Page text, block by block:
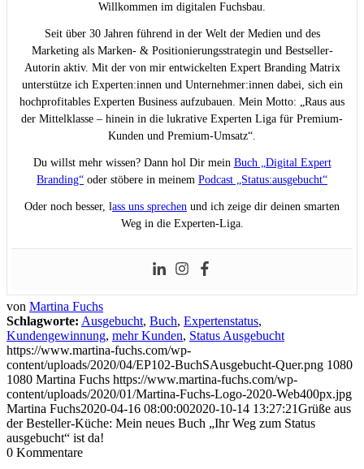
Willkommen im digitalen Fuchsbau.
Seit über 30 Jahren führend in der Welt der Medien und des
Marketing als Marken- & Positionierungsstrategin und Bestseller-
Autorin aktiv. Mit der von mir entwickelten Expert Branding Matrix
unterstütze ich Experten:innen und Unternehmer:innen dabei, sich ein
hochprofitables Experten Business aufzubauen. Mein Motto: „Raus aus
der Mittelklasse – hinein in die lukrative Experten Liga für Premium-
Kunden und Premium-Umsatz“.
Du willst mehr wissen? Dann hol Dir mein Buch „Digital Expert
Branding“ oder stöbere in meinem Podcast „Status:ausgebucht“
Oder noch besser, lass uns sprechen und ich zeige dir deinen smarten
Weg in die Experten-Liga.
von Martina Fuchs
Schlagworte: Ausgebucht, Buch, Expertenstatus,
Kundengewinnung, mehr Kunden, Status Ausgebucht
https://www.martina-fuchs.com/wp-
content/uploads/2020/04/EP102-BuchSAusgebucht-Quer.png 1080
1080 Martina Fuchs https://www.martina-fuchs.com/wp-
content/uploads/2020/01/Martina-Fuchs-Logo-2020-Web400px.jpg
Martina Fuchs2020-04-16 08:00:002020-10-14 13:27:21Grüße aus
der Besteller-Küche: Mein neues Buch „Ihr Weg zum Status
ausgebucht“ ist da!
0 Kommentare